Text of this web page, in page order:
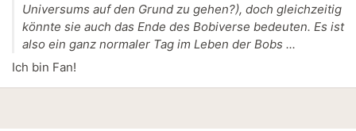
Universums auf den Grund zu gehen?), doch gleichzeitig
könnte sie auch das Ende des Bobiverse bedeuten. Es ist
also ein ganz normaler Tag im Leben der Bobs ...
Ich bin Fan!